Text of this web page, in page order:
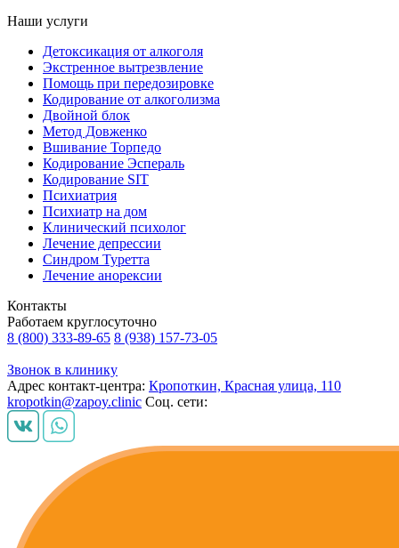
Наши услуги
Детоксикация от алкоголя
Экстренное вытрезвление
Помощь при передозировке
Кодирование от алкоголизма
Двойной блок
Метод Довженко
Вшивание Торпедо
Кодирование Эспераль
Кодирование SIT
Психиатрия
Психиатр на дом
Клинический психолог
Лечение депрессии
Синдром Туретта
Лечение анорексии
Контакты
Работаем круглосуточно
8 (800) 333-89-65 8 (938) 157-73-05
Звонок в клинику
Адрес контакт-центра: Кропоткин, Красная улица, 110
kropotkin@zapoy.clinic Соц. сети: